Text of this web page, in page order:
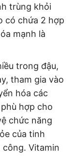
trùng khỏi
có chứa 2 hợp
mạnh là
trong đậu,
tham gia vào
hóa các
hợp cho
chức năng
của tinh
Vitamin